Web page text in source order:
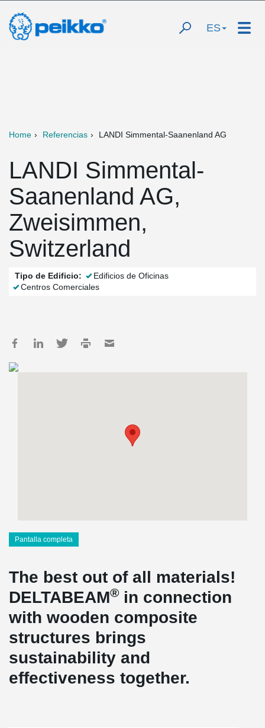
ES
Home Referencias LANDI Simmental-Saanenland AG
LANDI Simmental-
Saanenland AG,
Zweisimmen,
Switzerland
Tipo de Edificio:
Edificios de Oficinas
Centros Comerciales
Pantalla completa
The best out of all materials!
DELTABEAM® in connection
with wooden composite
structures brings
sustainability and
effectiveness together.